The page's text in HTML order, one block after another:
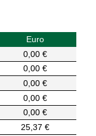
Euro
0,00 €
0,00 €
0,00 €
0,00 €
0,00 €
25,37 €